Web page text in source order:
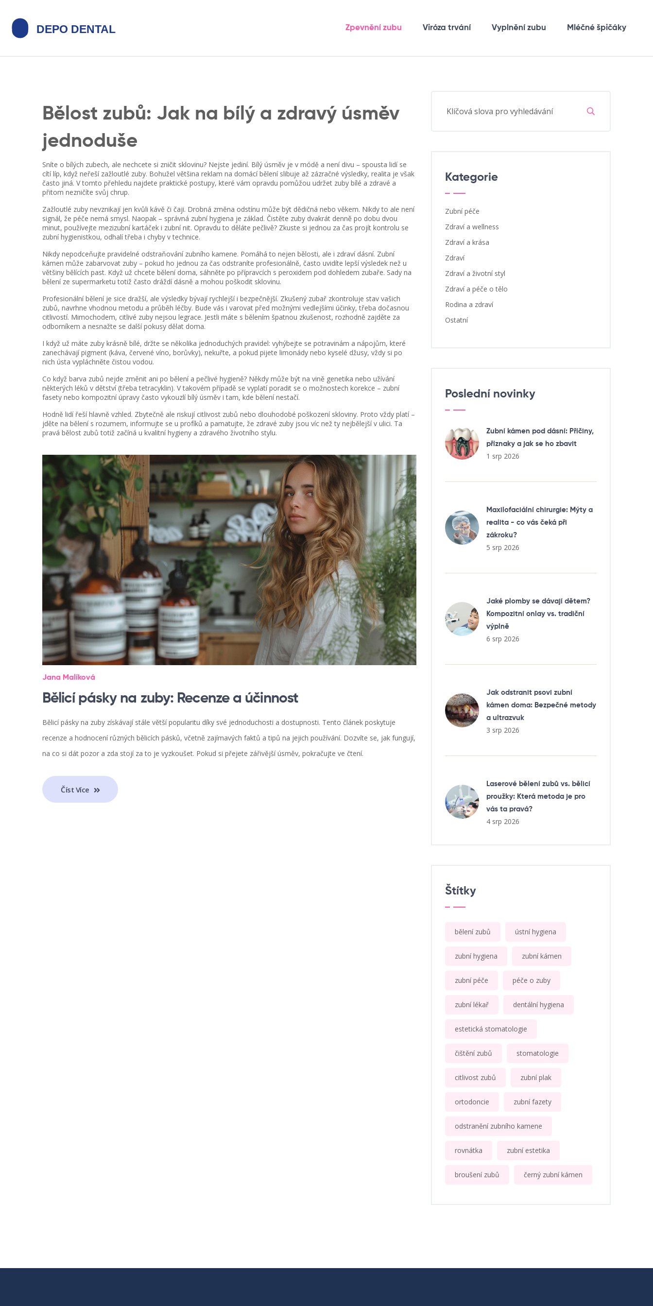
Zpevnění zubu Viróza trvání Vyplnění zubu Mléčné špičáky
Bělost zubů: Jak na bílý a zdravý úsměv
jednoduše
Sníte o bílých zubech, ale nechcete si zničit sklovinu? Nejste jediní. Bílý úsměv je v módě a není divu – spousta lidí se
cítí líp, když neřeší zažloutlé zuby. Bohužel většina reklam na domácí bělení slibuje až zázračné výsledky, realita je však
často jiná. V tomto přehledu najdete praktické postupy, které vám opravdu pomůžou udržet zuby bílé a zdravé a
přitom nezničíte svůj chrup.
Zažloutlé zuby nevznikají jen kvůli kávě či čaji. Drobná změna odstínu může být dědičná nebo věkem. Nikdy to ale není
signál, že péče nemá smysl. Naopak – správná zubní hygiena je základ. Čistěte zuby dvakrát denně po dobu dvou
minut, používejte mezizubní kartáček i zubní nit. Opravdu to děláte pečlivě? Zkuste si jednou za čas projít kontrolu se
zubní hygienistkou, odhalí třeba i chyby v technice.
Nikdy nepodceňujte pravidelné odstraňování zubního kamene. Pomáhá to nejen bělosti, ale i zdraví dásní. Zubní
kámen může zabarvovat zuby – pokud ho jednou za čas odstraníte profesionálně, často uvidíte lepší výsledek než u
většiny bělících past. Když už chcete bělení doma, sáhněte po přípravcích s peroxidem pod dohledem zubaře. Sady na
bělení ze supermarketu totiž často dráždí dásně a mohou poškodit sklovinu.
Profesionální bělení je sice dražší, ale výsledky bývají rychlejší i bezpečnější. Zkušený zubař zkontroluje stav vašich
zubů, navrhne vhodnou metodu a průběh léčby. Bude vás i varovat před možnými vedlejšími účinky, třeba dočasnou
citlivostí. Mimochodem, citlivé zuby nejsou legrace. Jestli máte s bělením špatnou zkušenost, rozhodně zajděte za
odborníkem a nesnažte se další pokusy dělat doma.
I když už máte zuby krásně bílé, držte se několika jednoduchých pravidel: vyhýbejte se potravinám a nápojům, které
zanechávají pigment (káva, červené víno, borůvky), nekuřte, a pokud pijete limonády nebo kyselé džusy, vždy si po
nich ústa vypláchněte čistou vodou.
Co když barva zubů nejde změnit ani po bělení a pečlivé hygieně? Někdy může být na vině genetika nebo užívání
některých léků v dětství (třeba tetracyklin). V takovém případě se vyplatí poradit se o možnostech korekce – zubní
fasety nebo kompozitní úpravy často vykouzlí bílý úsměv i tam, kde bělení nestačí.
Hodně lidí řeší hlavně vzhled. Zbytečně ale riskují citlivost zubů nebo dlouhodobé poškození skloviny. Proto vždy platí –
jděte na bělení s rozumem, informujte se u profíků a pamatujte, že zdravé zuby jsou víc než ty nejbělejší v ulici. Ta
pravá bělost zubů totiž začíná u kvalitní hygieny a zdravého životního stylu.
Jana Malíková
Bělicí pásky na zuby: Recenze a účinnost
Bělicí pásky na zuby získávají stále větší popularitu díky své jednoduchosti a dostupnosti. Tento článek poskytuje
recenze a hodnocení různých bělicích pásků, včetně zajímavých faktů a tipů na jejich používání. Dozvíte se, jak fungují,
na co si dát pozor a zda stojí za to je vyzkoušet. Pokud si přejete zářivější úsměv, pokračujte ve čtení.
Číst Více
Kategorie
Zubní péče
Zdraví a wellness
Zdraví a krása
Zdraví
Zdraví a životní styl
Zdraví a péče o tělo
Rodina a zdraví
Ostatní
Poslední novinky
Zubní kámen pod dásní: Příčiny,
příznaky a jak se ho zbavit
1 srp 2026
Maxilofaciální chirurgie: Mýty a
realita - co vás čeká při
zákroku?
5 srp 2026
Jaké plomby se dávají dětem?
Kompozitní onlay vs. tradiční
výplně
6 srp 2026
Jak odstranit psovi zubní
kámen doma: Bezpečné metody
a ultrazvuk
3 srp 2026
Laserové bělení zubů vs. bělicí
proužky: Která metoda je pro
vás ta pravá?
4 srp 2026
Štítky
bělení zubů ústní hygiena
zubní hygiena zubní kámen
zubní péče péče o zuby
zubní lékař dentální hygiena
estetická stomatologie
čištění zubů stomatologie
citlivost zubů zubní plak
ortodoncie zubní fazety
odstranění zubního kamene
rovnátka zubní estetika
broušení zubů černý zubní kámen